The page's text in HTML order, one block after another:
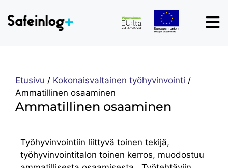
Etusivu / Kokonaisvaltainen työhyvinvointi /
Ammatillinen osaaminen
Ammatillinen osaaminen
Työhyvinvointiin liittyvä toinen tekijä,
työhyvinvointitalon toinen kerros, muodostuu